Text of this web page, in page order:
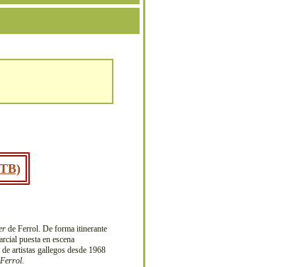
de Ferrol. De forma itinerante
puesta en escena
artistas gallegos desde 1968
Ferrol.